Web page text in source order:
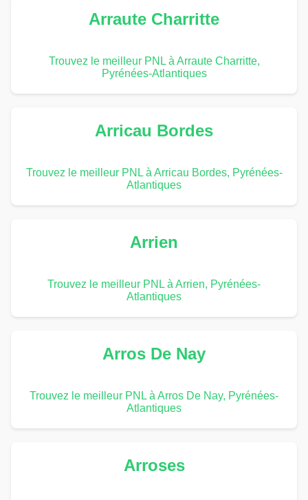
Arraute Charritte
Trouvez le meilleur PNL à Arraute Charritte,
Pyrénées-Atlantiques
Arricau Bordes
Trouvez le meilleur PNL à Arricau Bordes, Pyrénées-
Atlantiques
Arrien
Trouvez le meilleur PNL à Arrien, Pyrénées-
Atlantiques
Arros De Nay
Trouvez le meilleur PNL à Arros De Nay, Pyrénées-
Atlantiques
Arroses